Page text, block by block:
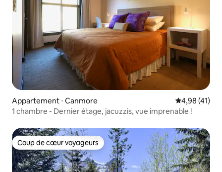
Appartement ⋅ Canmore Évaluation
4,98 (41)
1 chambre - Dernier étage, jacuzzis, vue imprenable !
Coup de cœur voyageurs
Coup de cœur voyageurs